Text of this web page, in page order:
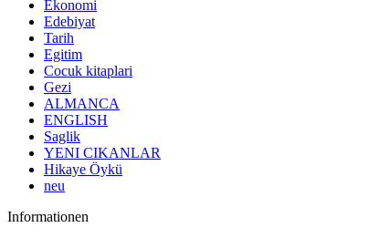
Ekonomi
Edebiyat
Tarih
Egitim
Cocuk kitaplari
Gezi
ALMANCA
ENGLISH
Saglik
YENI CIKANLAR
Hikaye Öykü
neu
Informationen